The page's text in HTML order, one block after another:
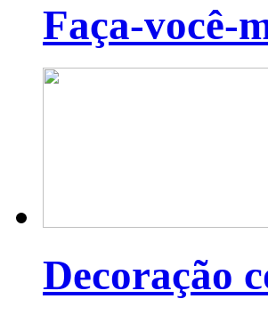
Faça-você-
Decoração